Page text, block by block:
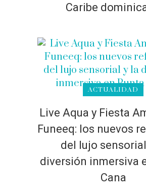
Caribe
ACTUALIDAD
Live Aqua y Fiesta
Funeeq: los nuevos
del lujo
diversión inmersiva
Cana